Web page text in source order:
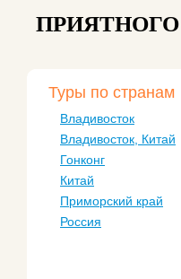
Туры по странам
Владивосток
Владивосток, Китай
Гонконг
Китай
Приморский край
Россия